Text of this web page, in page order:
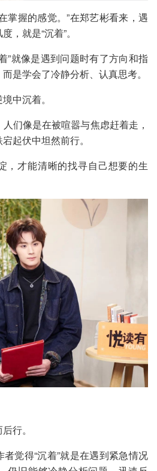
掌握的感觉。”在郑艺彬看来，遇
，就是“沉着”。
”就像是遇到问题时有了方向和指
是学会了冷静分析、认真思考。
中沉着。
们像是在被喧嚣与焦虑赶着走，
起伏中坦然前行。
，才能清晰的找寻自己想要的生
行。
觉得“沉着”就是在遇到紧急情况